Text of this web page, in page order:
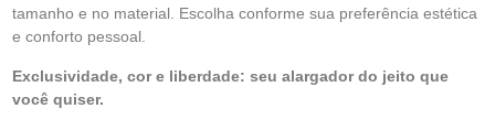
tamanho e no material. Escolha conforme sua preferência estética
e conforto pessoal.
Exclusividade, cor e liberdade: seu alargador do jeito que
você quiser.